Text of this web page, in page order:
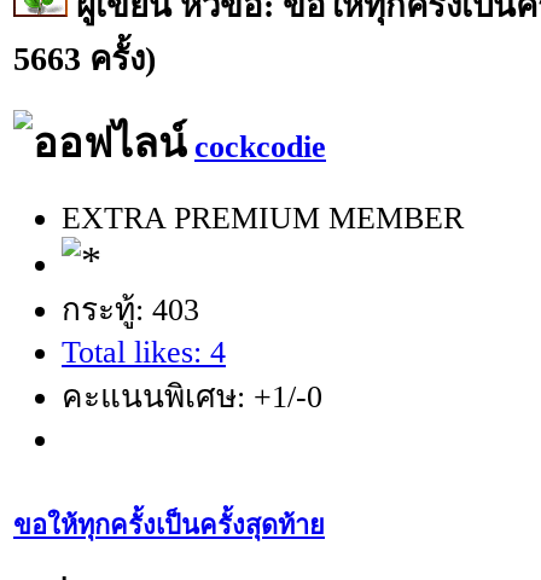
5663 ครั้ง)
cockcodie
EXTRA PREMIUM MEMBER
กระทู้: 403
Total likes: 4
คะแนนพิเศษ: +1/-0
ขอให้ทุกครั้งเป็นครั้งสุดท้าย